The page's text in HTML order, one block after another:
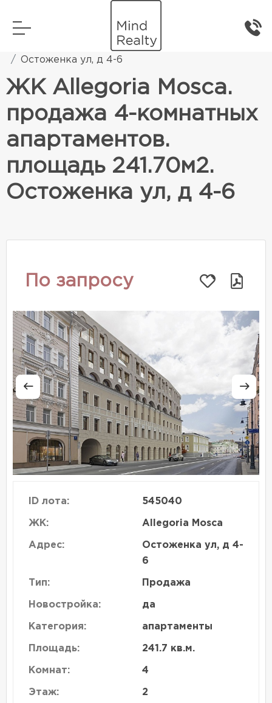
Элитная жилая недвижимость
Остоженка ул, д 4-6
ЖК Allegoria Mosca.
продажа 4-комнатных
апартаментов.
площадь 241.70м2.
Остоженка ул, д 4-6
По запросу
ID лота: 545040
ЖК: Allegoria Mosca
Адрес:
Остоженка ул, д 4-
6
Тип: Продажа
Новостройка: да
Категория: апартаменты
Площадь: 241.7 кв.м.
Комнат: 4
Этаж: 2